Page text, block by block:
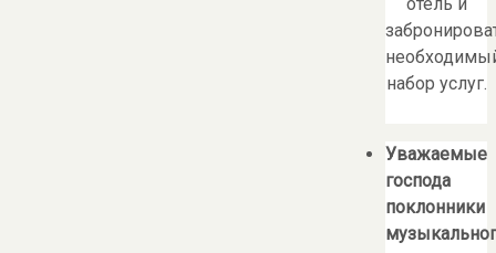
набор услуг.
Уважаемые
господа
поклонники